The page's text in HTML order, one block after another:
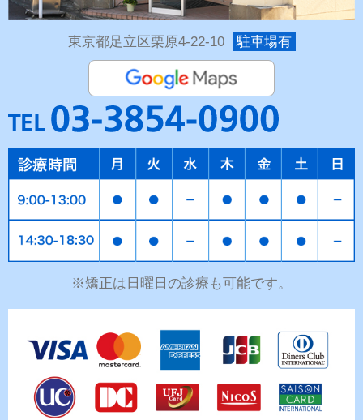
東京都足立区栗原4-22-10 駐車場有
※矯正は日曜日の診療も可能です。